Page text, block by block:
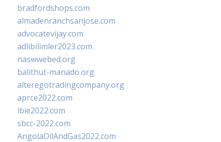
bradfordshops.com
almadenranchsanjose.com
advocatevijay.com
adlibilimler2023.com
naswwebed.org
balithut-manado.org
alteregotradingcompany.org
aprce2022.com
ibie2022.com
sbcc-2022.com
AngolaOilAndGas2022.com